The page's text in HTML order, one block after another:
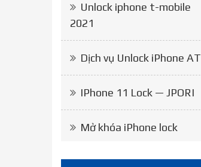
Unlock iphone t-mobile
2021
Dịch vụ Unlock iPhone AT
IPhone 11 Lock — JPORI
Mở khóa iPhone lock